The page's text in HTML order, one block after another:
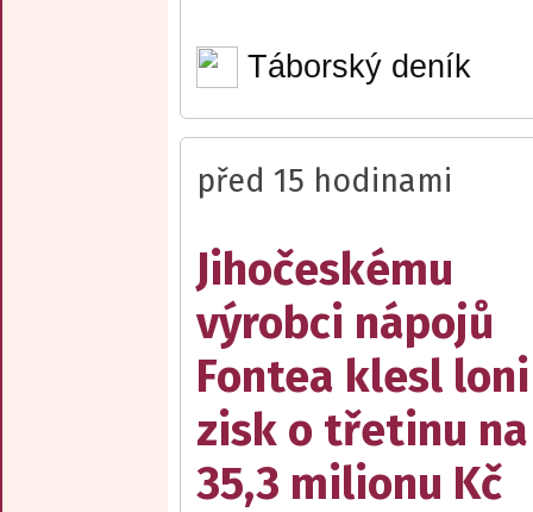
Táborský deník
před 15 hodinami
Jihočeskému
výrobci nápojů
Fontea klesl loni
zisk o třetinu na
35,3 milionu Kč